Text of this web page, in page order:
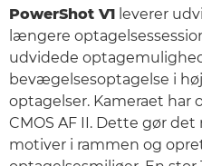
PowerShot V1 leverer
længere
udvidede
bevægelsesoptagelse i
optagelser. Kameraet har
CMOS AF II. Dette gør
motiver i rammen og